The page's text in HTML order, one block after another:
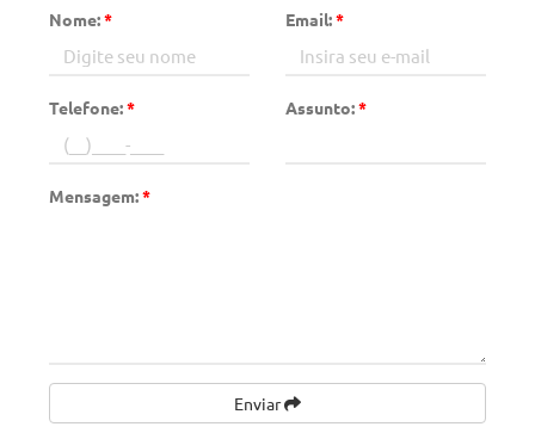
Nome:* Email:*
Telefone:* Assunto:*
Mensagem:*
Enviar